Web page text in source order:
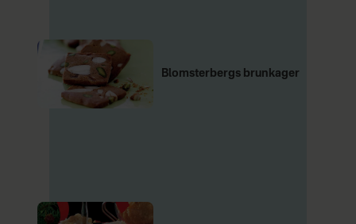
Blomsterbergs brunkager